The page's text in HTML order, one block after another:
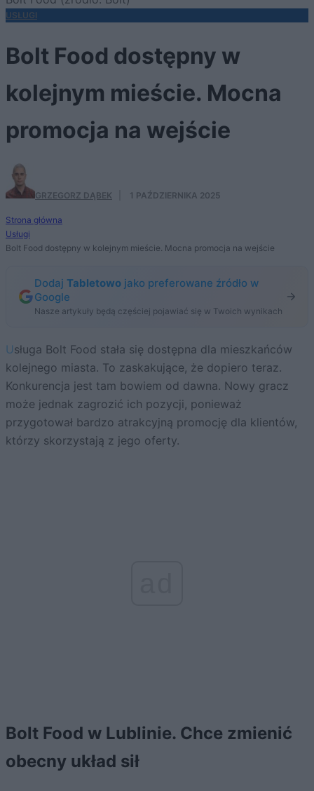
USŁUGI
Bolt Food dostępny w
kolejnym mieście. Mocna
promocja na wejście
GRZEGORZ DĄBEK 1 PAŹDZIERNIKA 2025
Strona główna
Usługi
Bolt Food dostępny w kolejnym mieście. Mocna promocja na wejście
Dodaj Tabletowo jako preferowane źródło w
Google
Nasze artykuły będą częściej pojawiać się w Twoich wynikach
Usługa Bolt Food stała się dostępna dla mieszkańców
kolejnego miasta. To zaskakujące, że dopiero teraz.
Konkurencja jest tam bowiem od dawna. Nowy gracz
może jednak zagrozić ich pozycji, ponieważ
przygotował bardzo atrakcyjną promocję dla klientów,
którzy skorzystają z jego oferty.
Bolt Food w Lublinie. Chce zmienić
obecny układ sił